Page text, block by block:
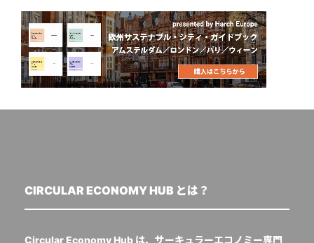
CIRCULAR ECONOMY HUB とは？
Circular Economy Hub は、サーキュラーエコノミー専門